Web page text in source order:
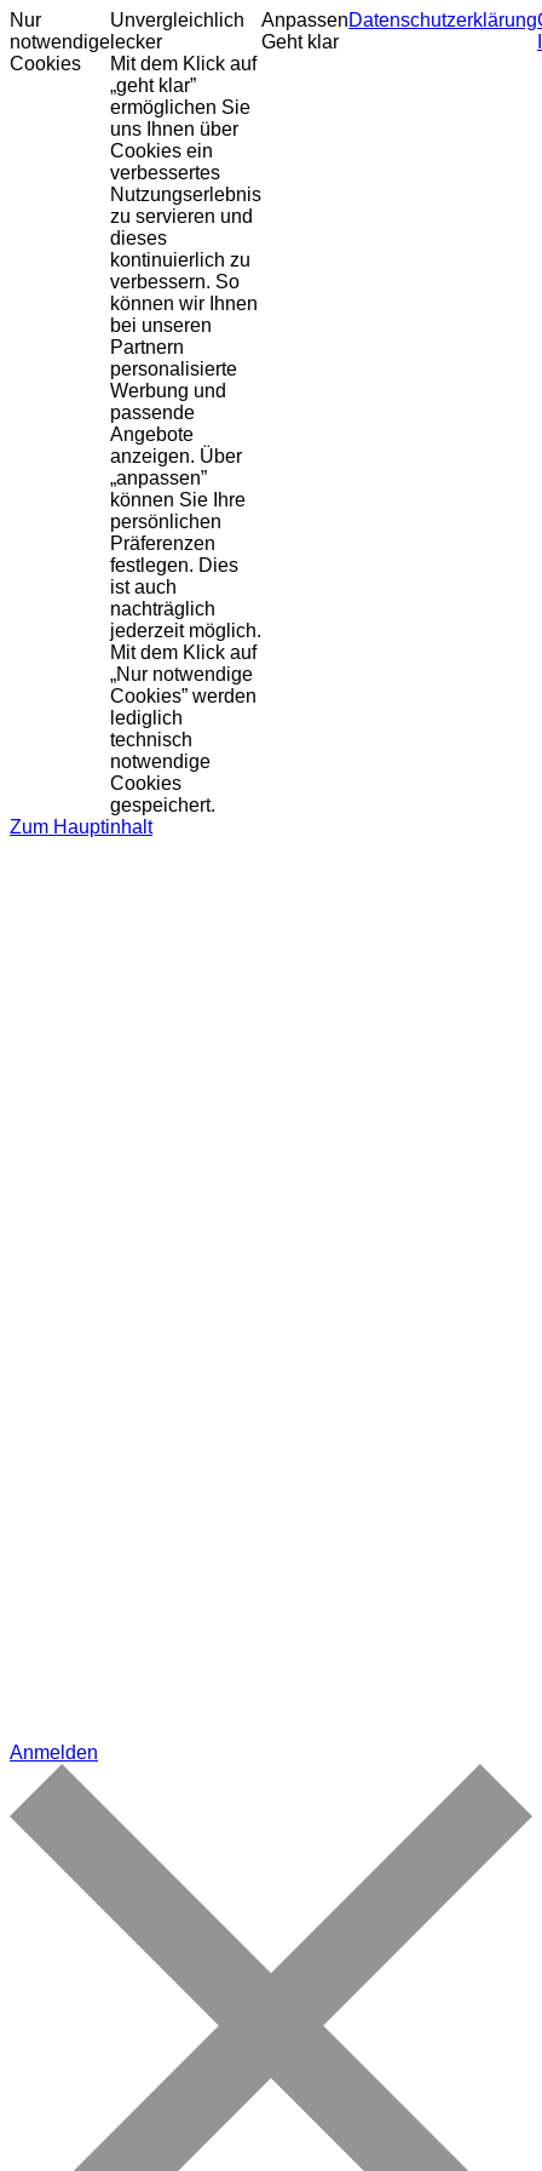
Nur
notwendige
Cookies
Unvergleichlich
lecker
Mit dem Klick auf
„geht klar”
ermöglichen Sie
uns Ihnen über
Cookies ein
verbessertes
Nutzungserlebnis
zu servieren und
dieses
kontinuierlich zu
verbessern. So
können wir Ihnen
bei unseren
Partnern
personalisierte
Werbung und
passende
Angebote
anzeigen. Über
„anpassen”
können Sie Ihre
persönlichen
Präferenzen
festlegen. Dies
ist auch
nachträglich
jederzeit möglich.
Mit dem Klick auf
„Nur notwendige
Cookies” werden
lediglich
technisch
notwendige
Cookies
gespeichert.
Anpassen
Geht klar
Datenschutzerklärung
Zum Hauptinhalt
Anmelden